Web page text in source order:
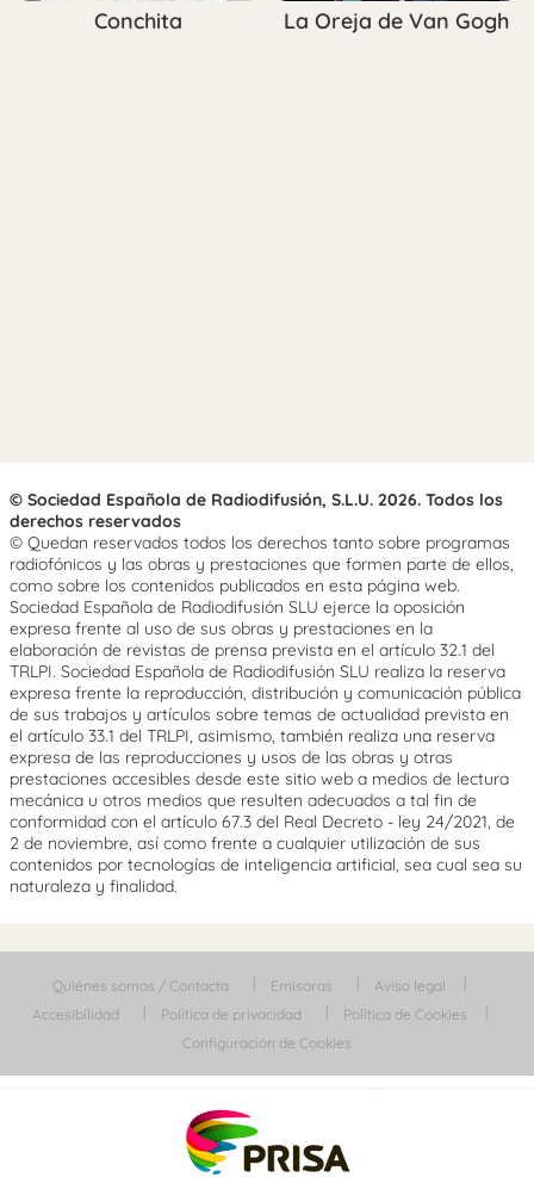
Conchita La Oreja de Van Gogh
© Sociedad Española de Radiodifusión, S.L.U. 2026. Todos los
derechos reservados
© Quedan reservados todos los derechos tanto sobre programas
radiofónicos y las obras y prestaciones que formen parte de ellos,
como sobre los contenidos publicados en esta página web.
Sociedad Española de Radiodifusión SLU ejerce la oposición
expresa frente al uso de sus obras y prestaciones en la
elaboración de revistas de prensa prevista en el artículo 32.1 del
TRLPI. Sociedad Española de Radiodifusión SLU realiza la reserva
expresa frente la reproducción, distribución y comunicación pública
de sus trabajos y artículos sobre temas de actualidad prevista en
el artículo 33.1 del TRLPI, asimismo, también realiza una reserva
expresa de las reproducciones y usos de las obras y otras
prestaciones accesibles desde este sitio web a medios de lectura
mecánica u otros medios que resulten adecuados a tal fin de
conformidad con el artículo 67.3 del Real Decreto - ley 24/2021, de
2 de noviembre, así como frente a cualquier utilización de sus
contenidos por tecnologías de inteligencia artificial, sea cual sea su
naturaleza y finalidad.
Quiénes somos / Contacta Emisoras
Aviso legal
Accesibilidad
Política de privacidad
Política de Cookies
Configuración de Cookies